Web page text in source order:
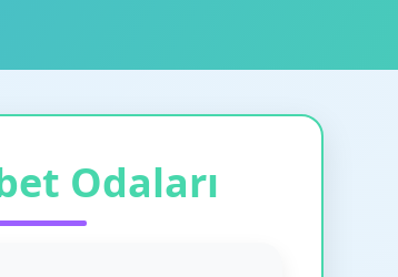
Odaları